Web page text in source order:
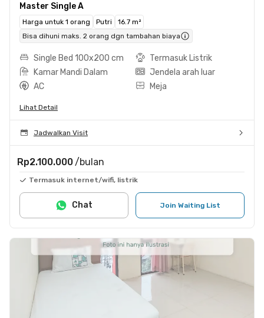
Master Single A
Harga untuk 1 orang Putri
16.7 m²
Bisa dihuni maks. 2 orang dgn tambahan biaya
Single Bed 100x200 cm
Termasuk Listrik
Kamar Mandi Dalam
Jendela arah luar
AC
Meja
Lihat Detail
Jadwalkan Visit
Rp2.100.000 /bulan
Termasuk internet/wifi, listrik
Join Waiting List
Chat